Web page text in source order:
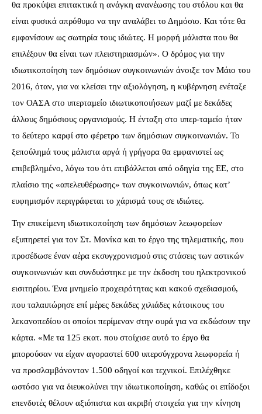
θα προκύψει επιτακτικά η ανάγκη ανανέωσης του στόλου και θα
είναι φυσικά απρόθυμο να την αναλάβει το Δημόσιο. Και τότε θα
εμφανίσουν ως σωτηρία τους ιδιώτες. Η μορφή μάλιστα που θα
επιλέξουν θα είναι των πλειστηριασμών». Ο δρόμος για την
ιδιωτικοποίηση των δημόσιων συγκοινωνιών άνοιξε τον Μάιο του
2016, όταν, για να κλείσει την αξιολόγηση, η κυβέρνηση ενέταξε
τον ΟΑΣΑ στο υπερταμείο ιδιωτικοποιήσεων μαζί με δεκάδες
άλλους δημόσιους οργανισμούς. Η ένταξη στο υπερ-ταμείο ήταν
το δεύτερο καρφί στο φέρετρο των δημόσιων συγκοινωνιών. Το
ξεπούλημά τους μάλιστα αργά ή γρήγορα θα εμφανιστεί ως
επιβεβλημένο, λόγω του ότι επιβάλλεται από οδηγία της ΕΕ, στο
πλαίσιο της «απελευθέρωσης» των συγκοινωνιών, όπως κατ’
ευφημισμόν περιγράφεται το χάρισμά τους σε ιδιώτες.
Την επικείμενη ιδιωτικοποίηση των δημόσιων λεωφορείων
εξυπηρετεί για τον Στ. Μανίκα και το έργο της τηλεματικής, που
προσέδωσε έναν αέρα εκσυγχρονισμού στις στάσεις των αστικών
συγκοινωνιών και συνδυάστηκε με την έκδοση του ηλεκτρονικού
εισιτηρίου. Ένα μνημείο προχειρότητας και κακού σχεδιασμού,
που ταλαιπώρησε επί μέρες δεκάδες χιλιάδες κάτοικους του
λεκανοπεδίου οι οποίοι περίμεναν στην ουρά για να εκδώσουν την
κάρτα. «Με τα 125 εκατ. που στοίχισε αυτό το έργο θα
μπορούσαν να είχαν αγοραστεί 600 υπερσύγχρονα λεωφορεία ή
να προσλαμβάνονταν 1.500 οδηγοί και τεχνικοί. Επιλέχθηκε
ωστόσο για να διευκολύνει την ιδιωτικοποίηση, καθώς οι επίδοξοι
επενδυτές θέλουν αξιόπιστα και ακριβή στοιχεία για την κίνηση